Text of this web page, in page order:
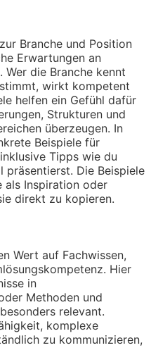
Branche und Position
Erwartungen an
Wer die Branche kennt
wirkt kompetent
helfen ein Gefühl dafür
Strukturen und
überzeugen. In
Beispiele für
Tipps wie du
präsentierst. Die Beispiele
als Inspiration oder
direkt zu kopieren.
Wert auf Fachwissen,
Hier
in
Methoden und
relevant.
komplexe
zu kommunizieren,